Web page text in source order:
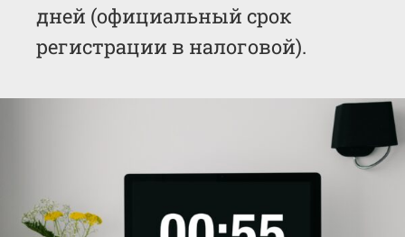
дней (официальный срок
регистрации в налоговой).